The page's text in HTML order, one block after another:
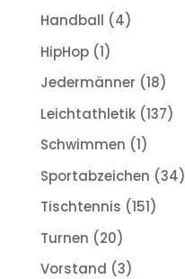
Handball (4)
HipHop(1)
Jedermänner (18)
Leichtathletik(137)
Schwimmen (1)
Sportabzeichen (34)
Tischtennis (151)
Turnen (20)
Vorstand (3)